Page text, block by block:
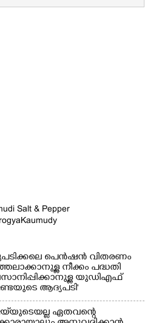
പെൻഷൻ വിതരണം
നീക്കം പദ്ധതി
യുഡിഎഫ്
ആദ്യപടി'
ഏതവന്റെ
Copy Link